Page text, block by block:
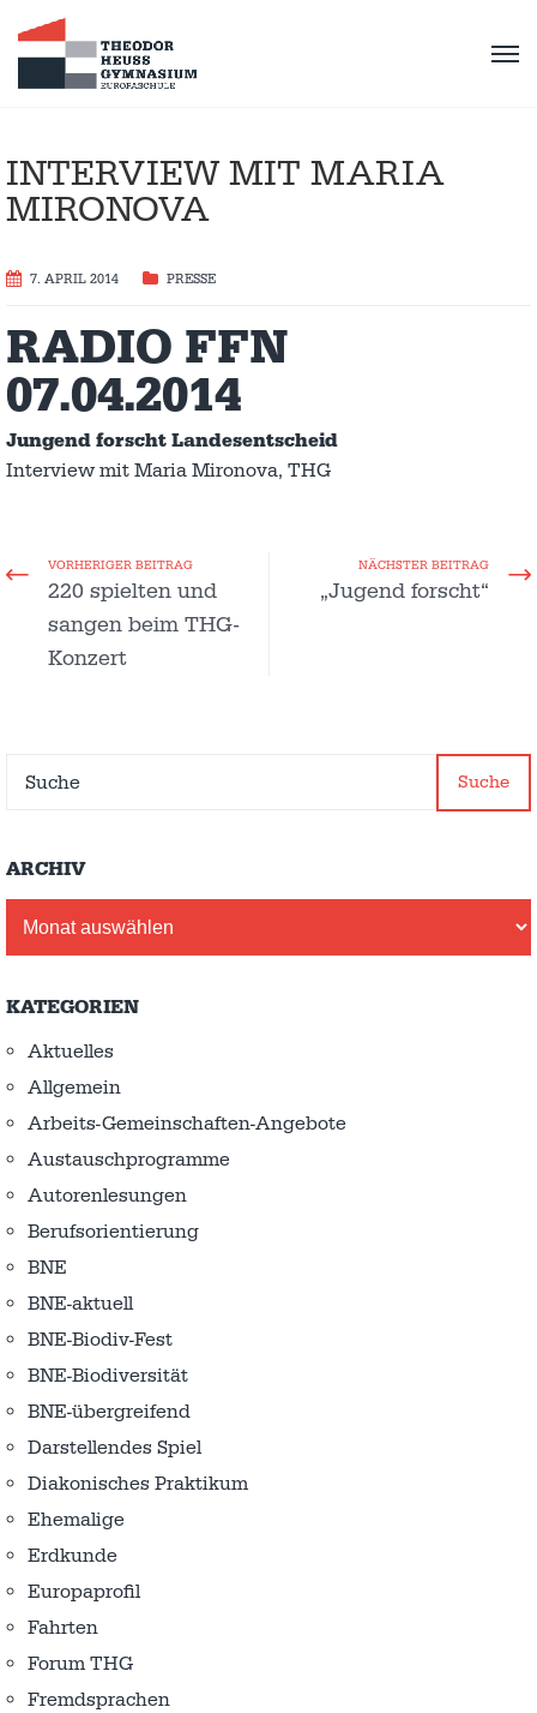
INTERVIEW MIT MARIA
MIRONOVA
7. APRIL 2014 PRESSE
RADIO FFN
07.04.2014
Jungend forscht Landesentscheid
Interview mit Maria Mironova, THG
VORHERIGER BEITRAG
220 spielten und
sangen beim THG-
Konzert
NÄCHSTER BEITRAG
„Jugend forscht“
Suche
ARCHIV
KATEGORIEN
Aktuelles
Allgemein
Arbeits-Gemeinschaften-Angebote
Austausch­programme
Autorenlesungen
Berufsorientierung
BNE
BNE-aktuell
BNE-Biodiv-Fest
BNE-Biodiversität
BNE-übergreifend
Darstellendes Spiel
Diakonisches Praktikum
Ehemalige
Erdkunde
Europaprofil
Fahrten
Forum THG
Fremdsprachen